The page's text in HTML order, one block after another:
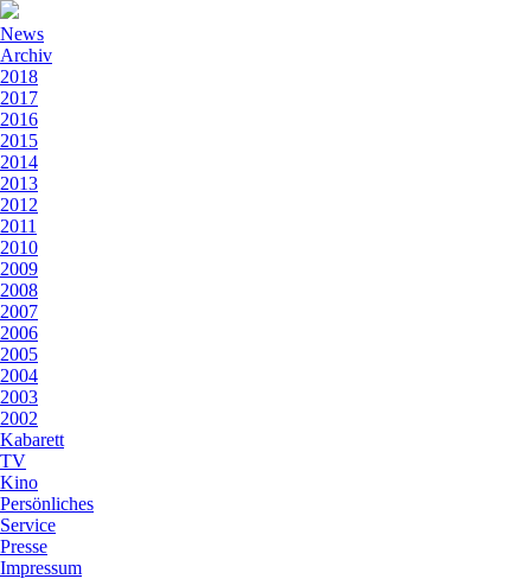
News
Archiv
2018
2017
2016
2015
2014
2013
2012
2011
2010
2009
2008
2007
2006
2005
2004
2003
2002
Kabarett
TV
Kino
Persönliches
Service
Presse
Impressum